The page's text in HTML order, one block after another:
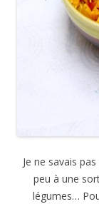
Je ne savais
peu à une
légumes…